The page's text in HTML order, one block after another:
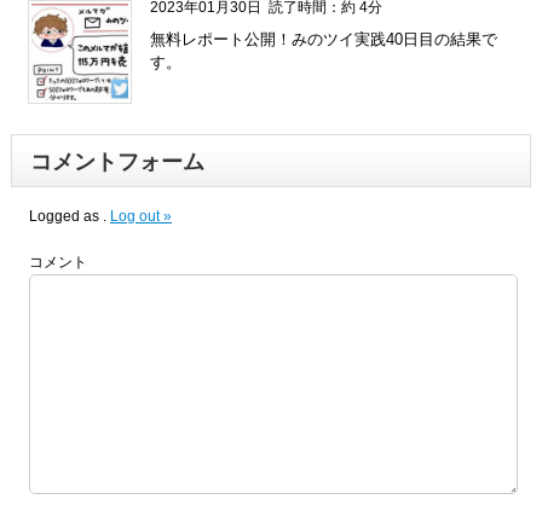
2023年01月30日 読了時間：約 4分
無料レポート公開！みのツイ実践40日目の結果で
す。
コメントフォーム
Logged as . Log out »
コメント